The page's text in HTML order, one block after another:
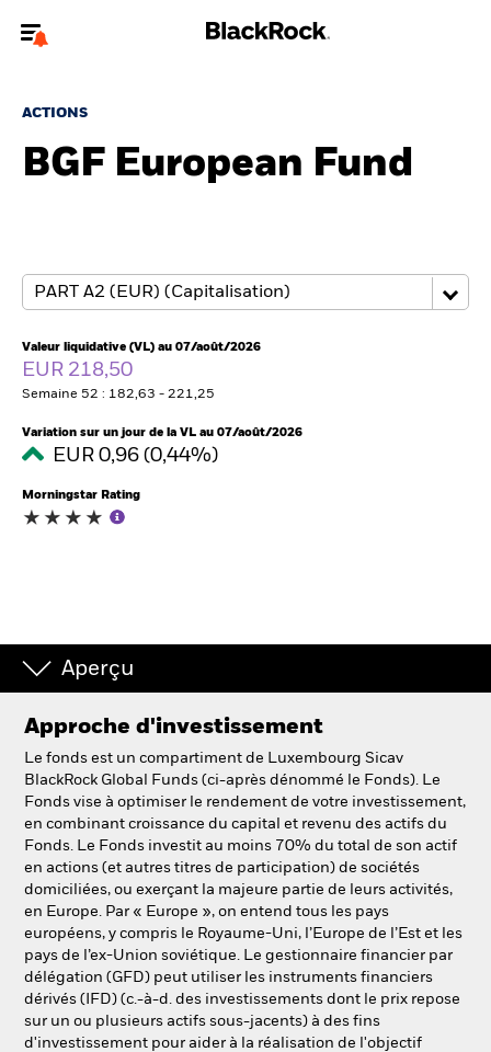
financiers.
jourvotre type d'utilisateur
Produits
ETFs & Fonds indiciels
Documents
BlackRock
iShares
Aladdin
Notre société
ACTIONS
BGF European Fund
Valeur liquidative (VL) au 07/août/2026
EUR 218,50
Semaine 52 : 182,63 - 221,25
Variation sur un jour de la VL au 07/août/2026
EUR 0,96 (0,44%)
Morningstar Rating
Aperçu
Approche d'investissement
Le fonds est un compartiment de Luxembourg Sicav
BlackRock Global Funds (ci-après dénommé le Fonds). Le
Fonds vise à optimiser le rendement de votre investissement,
en combinant croissance du capital et revenu des actifs du
Fonds. Le Fonds investit au moins 70% du total de son actif
en actions (et autres titres de participation) de sociétés
domiciliées, ou exerçant la majeure partie de leurs activités,
en Europe. Par « Europe », on entend tous les pays
européens, y compris le Royaume-Uni, l’Europe de l’Est et les
pays de l’ex-Union soviétique. Le gestionnaire financier par
délégation (GFD) peut utiliser les instruments financiers
dérivés (IFD) (c.-à-d. des investissements dont le prix repose
sur un ou plusieurs actifs sous-jacents) à des fins
d'investissement pour aider à la réalisation de l'objectif